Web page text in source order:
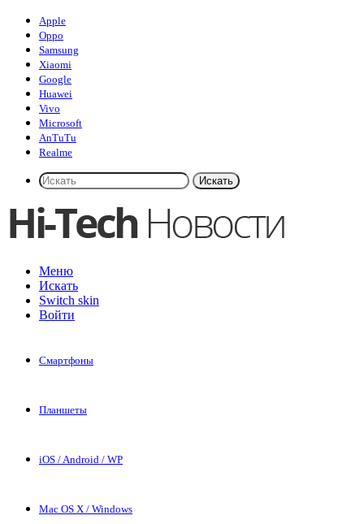
Apple
Oppo
Samsung
Xiaomi
Google
Huawei
Vivo
Microsoft
AnTuTu
Realme
Искать
Меню
Искать
Switch skin
Войти
Смартфоны
Планшеты
iOS / Android / WP
Mac OS X / Windows